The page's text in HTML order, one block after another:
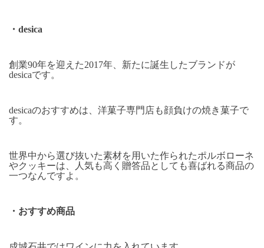
・ desica
創業90年を迎えた2017年、新たに誕生したブランドが
desicaです。
desicaのおすすめは、洋菓子専門店も顔負けの焼き菓子で
す。
世界中から選び抜いた素材を用いた作られたポルボローネ
やクッキーは、人気も高く贈答品としても喜ばれる商品の
一つなんですよ。
・おすすめ商品